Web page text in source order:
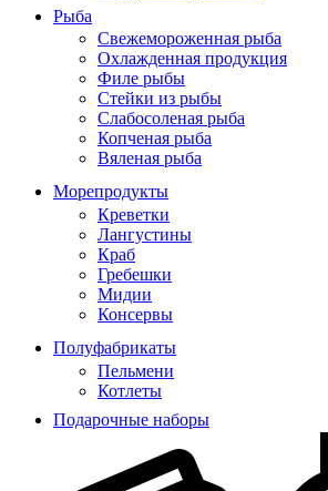
Рыба
Свежемороженная рыба
Охлажденная продукция
Филе рыбы
Стейки из рыбы
Слабосоленая рыба
Копченая рыба
Вяленая рыба
Морепродукты
Креветки
Лангустины
Краб
Гребешки
Мидии
Консервы
Полуфабрикаты
Пельмени
Котлеты
Подарочные наборы